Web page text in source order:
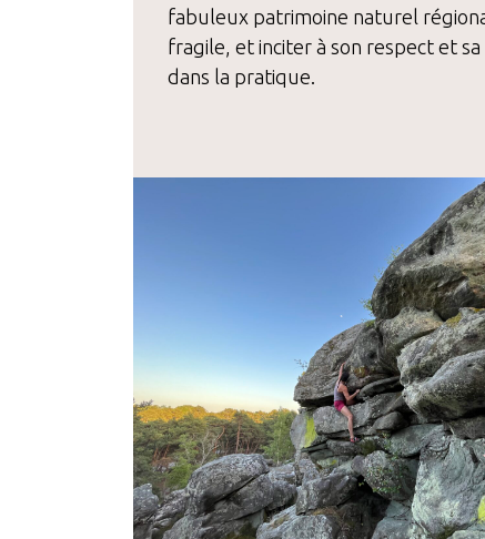
fabuleux patrimoine naturel
fragile, et inciter à son respect et
dans la pratique.